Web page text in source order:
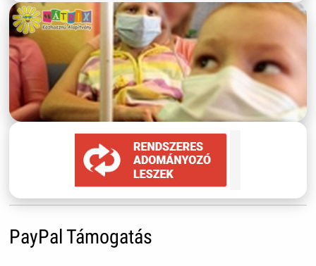
PayPal Támogatás